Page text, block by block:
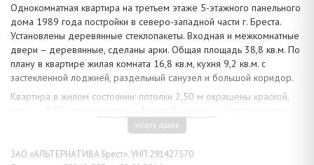
Однокомнатная квартира на третьем этаже 5-этажного панельного
дома 1989 года постройки в северо-западной части г. Бреста.
Установлены деревянные стеклопакеты. Входная и межкомнатные
двери – деревянные, сделаны арки. Общая площадь 38,8 кв.м. По
плану в квартире жилая комната 16,8 кв.м, кухня 9,2 кв.м. с
застекленной лоджией, раздельный санузел и большой коридор.
Квартира в жилом состоянии: потолки 2,50 м окрашены краской,
кафельной плиткой, имеется сантехника. Кухонный гарнитур с
уютный, благоустроенный микрорайон с хорошей экологией и
читать далее
ЗАО «АЛЬТЕРНАТИВА Брест». УНП 291427570